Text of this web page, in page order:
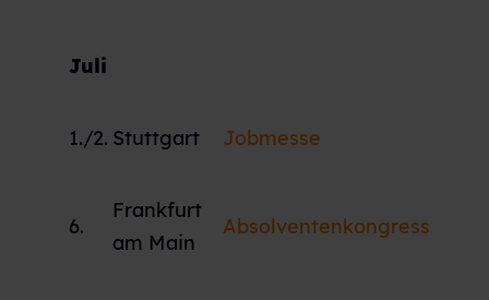
Juli
1./2. Stuttgart Jobmesse
6.
Frankfurt
am Main
Absolventenkongress